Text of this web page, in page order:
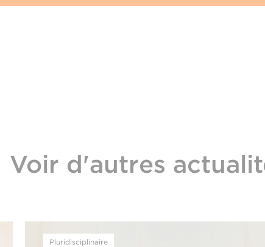
Voir d'autres
Pluridisciplinaire